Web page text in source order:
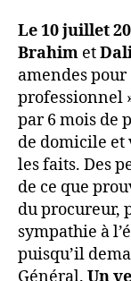
Le 10 juillet
Brahim et
amendes
professionnel
par 6 mois de
de domicile et
les faits. Des
de ce que
du procureur,
sympathie à
puisqu’il